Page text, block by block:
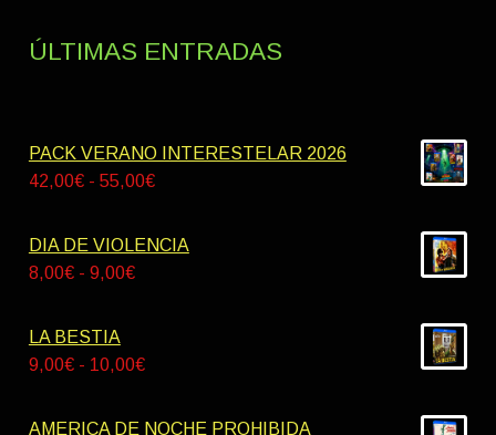
ÚLTIMAS ENTRADAS
PACK VERANO INTERESTELAR 2026
42,00€ - 55,00€Rango
precios:
DIA DE VIOLENCIA
8,00€ - 9,00€Rango
desde
LA BESTIA
9,00€ - 10,00€Rango
precios:
AMERICA DE NOCHE PROHIBIDA